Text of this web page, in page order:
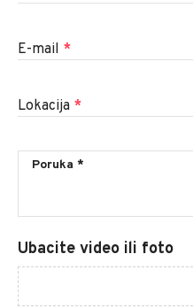
E-mail *
Lokacija *
Ubacite video ili foto